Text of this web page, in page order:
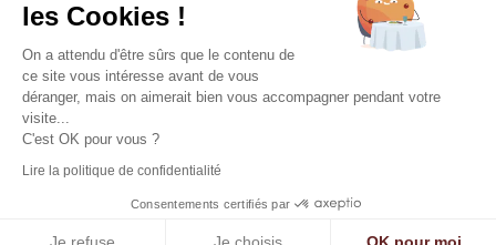
© 2025
les Cookies !
On a attendu d'être sûrs que le contenu de
ce site vous intéresse avant de vous
déranger, mais on aimerait bien vous accompagner pendant votre
visite...
C'est OK pour vous ?
Lire la politique de confidentialité
Consentements certifiés par